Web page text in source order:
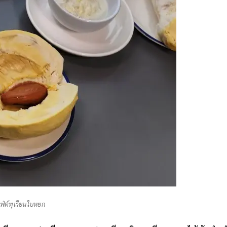
ต์ทุเรียนใบหยก